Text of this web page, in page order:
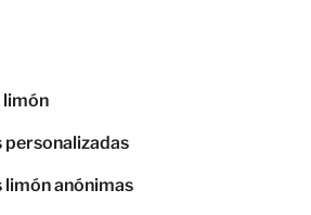
limón
personalizadas
limón anónimas